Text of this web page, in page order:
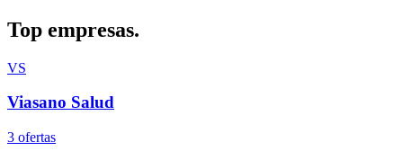
Top empresas.
VS
Viasano Salud
3 ofertas